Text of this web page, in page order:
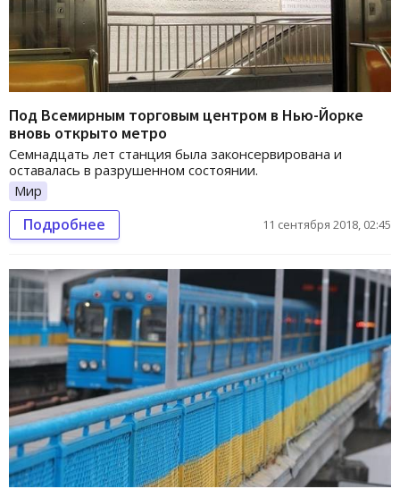
Под Всемирным торговым центром в Нью-Йорке
вновь открыто метро
Семнадцать лет станция была законсервирована и
оставалась в разрушенном состоянии.
Мир
Подробнее 11 сентября 2018, 02:45